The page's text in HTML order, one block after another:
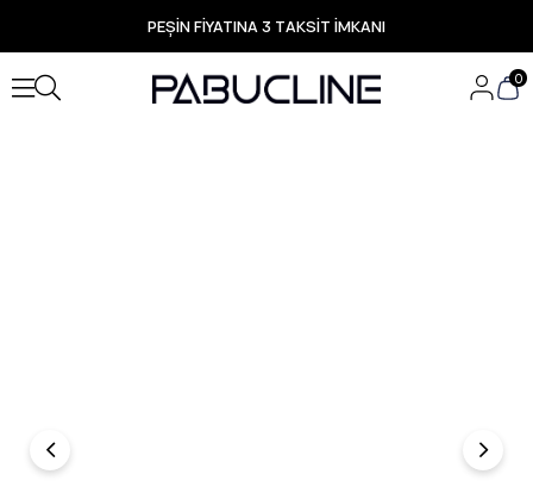
PEŞİN FİYATINA 3 TAKSİT İMKANI
TÜM ÜRÜNLERDE ÜCRETSİZ KARGO
Yeni Sezon Ürünlerde Özel Fırsatlar
Seçili Ürünlerde Hızlı Teslimat
0